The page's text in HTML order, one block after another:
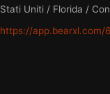
Stati Uniti / Florida /
https://app.bearxl.com/